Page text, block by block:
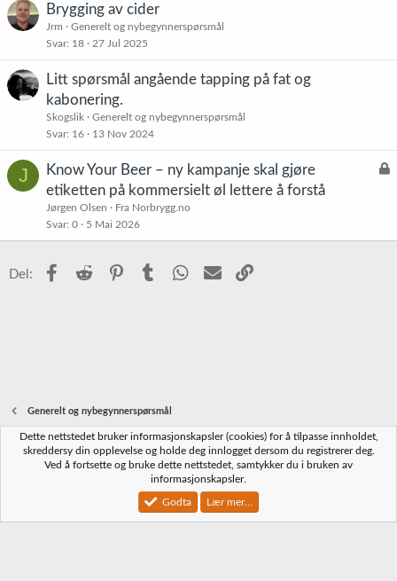
Brygging av cider
Jrm
Generelt og nybegynnerspørsmål
Svar 18 27 Jul 2025
Litt spørsmål angående tapping på fat og
kabonering.
Skogslik
Generelt og nybegynnerspørsmål
Svar 16 13 Nov 2024
J
L
Know Your Beer – ny kampanje skal gjøre
etiketten på kommersielt øl lettere å forstå
Jørgen Olsen
Fra Norbrygg.no
Svar 0 5 Mai 2026
Del: Facebook
Reddit PinterestTumblr WhatsApp
E-post
Generelt og nybegynnerspørsmål
Norbrygg-default
Vilkår og regler Personvernregler
Community platform by XenForo® © 2010-2023 XenForo Ltd.
Dette nettstedet bruker informasjonskapsler (cookies) for å tilpasse innholdet,
skreddersy din opplevelse og holde deg innlogget dersom du registrerer deg.
Ved å fortsette og bruke dette nettstedet, samtykker du i bruken av
informasjonskapsler.
Godta Lær mer...